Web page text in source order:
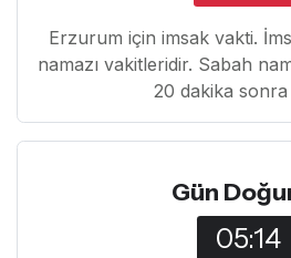
Erzurum için imsak vakti.
namazı vakitleridir. Sabah
20 dakika sonra
Gün
05:14